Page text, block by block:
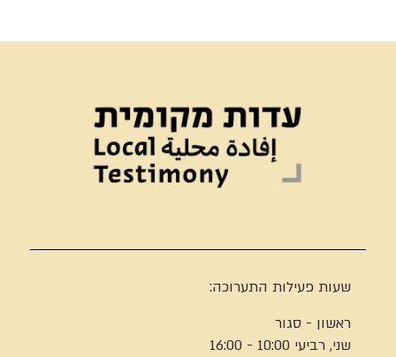
שעות פעילות התערוכה:
ראשון - סגור
שני, רביעי 10:00 - 16:00